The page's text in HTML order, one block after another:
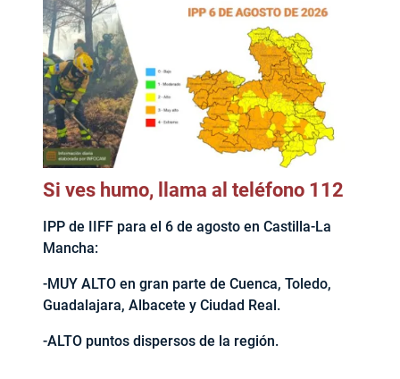
Si ves humo, llama al teléfono 112
IPP de IIFF para el 6 de agosto en Castilla-La
Mancha:
-MUY ALTO en gran parte de Cuenca, Toledo,
Guadalajara, Albacete y Ciudad Real.
-ALTO puntos dispersos de la región.